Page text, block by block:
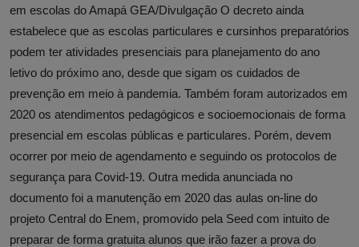
em escolas do Amapá GEA/Divulgação O decreto ainda
estabelece que as escolas particulares e cursinhos preparatórios
podem ter atividades presenciais para planejamento do ano
letivo do próximo ano, desde que sigam os cuidados de
prevenção em meio à pandemia. Também foram autorizados em
2020 os atendimentos pedagógicos e socioemocionais de forma
presencial em escolas públicas e particulares. Porém, devem
ocorrer por meio de agendamento e seguindo os protocolos de
segurança para Covid-19. Outra medida anunciada no
documento foi a manutenção em 2020 das aulas on-line do
projeto Central do Enem, promovido pela Seed com intuito de
preparar de forma gratuita alunos que irão fazer a prova do